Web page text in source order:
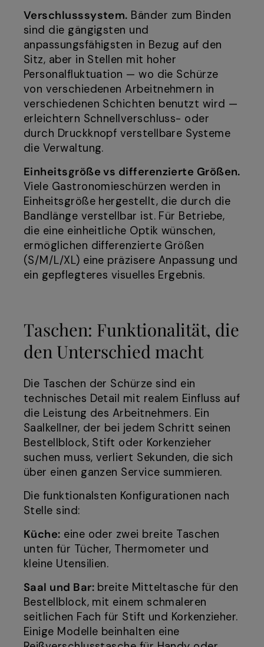
Verschlusssystem. Bänder zum Binden
sind die gängigsten und
anpassungsfähigsten in Bezug auf den
Sitz, aber in Stellen mit hoher
Personalfluktuation — wo die Schürze
von verschiedenen Arbeitnehmern in
verschiedenen Schichten benutzt wird —
erleichtern Schnellverschluss- oder
durch Druckknopf verstellbare Systeme
die Verwaltung.
Einheitsgröße vs differenzierte Größen.
Viele Gastronomieschürzen werden in
Einheitsgröße hergestellt, die durch die
Bandlänge verstellbar ist. Für Betriebe,
die eine einheitliche Optik wünschen,
ermöglichen differenzierte Größen
(S/M/L/XL) eine präzisere Anpassung und
ein gepflegteres visuelles Ergebnis.
Taschen: Funktionalität, die
den Unterschied macht
Die Taschen der Schürze sind ein
technisches Detail mit realem Einfluss auf
die Leistung des Arbeitnehmers. Ein
Saalkellner, der bei jedem Schritt seinen
Bestellblock, Stift oder Korkenzieher
suchen muss, verliert Sekunden, die sich
über einen ganzen Service summieren.
Die funktionalsten Konfigurationen nach
Stelle sind:
Küche: eine oder zwei breite Taschen
unten für Tücher, Thermometer und
kleine Utensilien.
Saal und Bar:breite Mitteltasche für den
Bestellblock, mit einem schmaleren
seitlichen Fach für Stift und Korkenzieher.
Einige Modelle beinhalten eine